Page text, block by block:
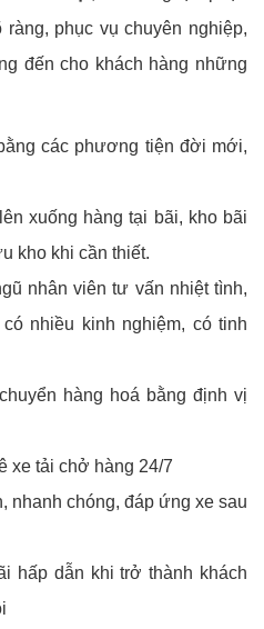
phục vụ chuyên nghiệp,
đến cho khách hàng những
các phương tiện đời mới,
xuống hàng tại bãi, kho bãi
kho khi cần thiết.
nhân viên tư vấn nhiệt tình,
nhiều kinh nghiệm, có tinh
hàng hoá bằng định vị
xe tải chở hàng 24/7
nhanh chóng, đáp ứng xe sau
hấp dẫn khi trở thành khách